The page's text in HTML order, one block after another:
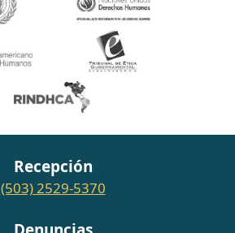
Recepción
(503) 2529-5370